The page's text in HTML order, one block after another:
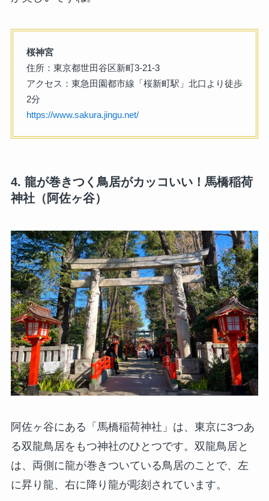
桜神宮
住所：東京都世田谷区新町3-21-3
アクセス：東急田園都市線「桜新町駅」北口より徒歩
2分
https://www.sakura.jingu.net/
4. 龍が巻きつく鳥居がカッコいい！馬橋稲荷
神社（阿佐ヶ谷）
阿佐ヶ谷にある「馬橋稲荷神社」は、東京に3つあ
る双龍鳥居をもつ神社のひとつです。双龍鳥居と
は、両側に龍が巻きついている鳥居のことで、左
に昇り龍、右に降り龍が彫刻されています。